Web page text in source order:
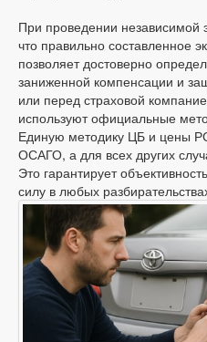
При проведении независимой
что правильно составленное
позволяет достоверно
заниженной компенсации и
или перед страховой
используют официальные
Единую методику ЦБ и цены
ОСАГО, а для всех других
Это гарантирует
силу в любых